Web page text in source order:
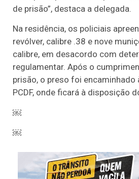
de prisão”, destaca a delegada.
Na residência, os policiais
revólver, calibre .38 e nove
calibre, em desacordo com
regulamentar. Após o
prisão, o preso foi encaminhado
PCDF, onde ficará à disposição
￼
￼